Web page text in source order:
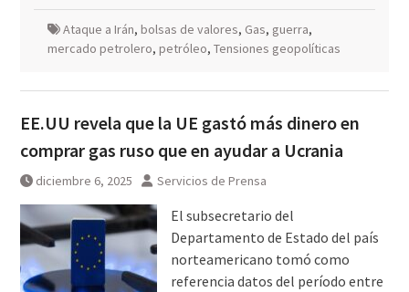
Ataque a Irán, bolsas de valores, Gas, guerra,
mercado petrolero, petróleo, Tensiones geopolíticas
EE.UU revela que la UE gastó más dinero en
comprar gas ruso que en ayudar a Ucrania
diciembre 6, 2025 Servicios de Prensa
El subsecretario del
Departamento de Estado del país
norteamericano tomó como
referencia datos del período entre